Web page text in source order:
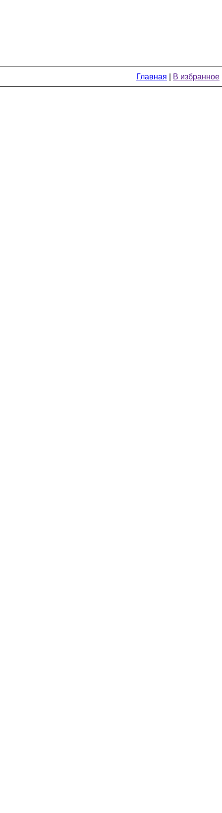
Главная В избранное